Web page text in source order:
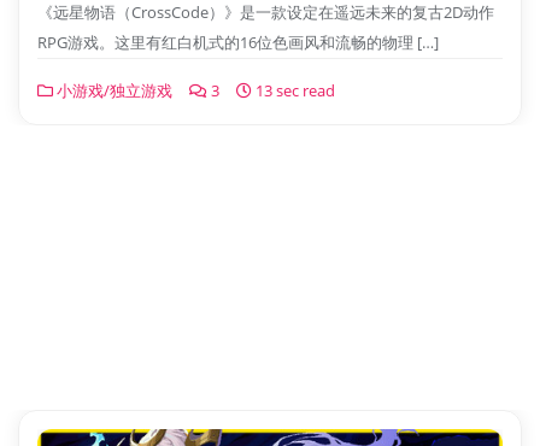
《远星物语（CrossCode）》是一款设定在遥远未来的复古2D动作
RPG游戏。这里有红白机式的16位色画风和流畅的物理 […]
小游戏/独立游戏 3 13 sec read